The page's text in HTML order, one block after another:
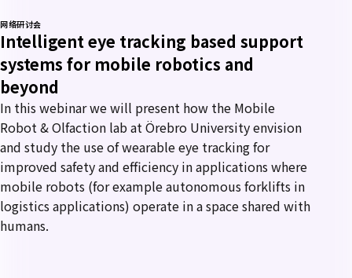
网络研讨会
Intelligent eye tracking based support
systems for mobile robotics and
beyond
In this webinar we will present how the Mobile
Robot & Olfaction lab at Örebro University envision
and study the use of wearable eye tracking for
improved safety and efficiency in applications where
mobile robots (for example autonomous forklifts in
logistics applications) operate in a space shared with
humans.